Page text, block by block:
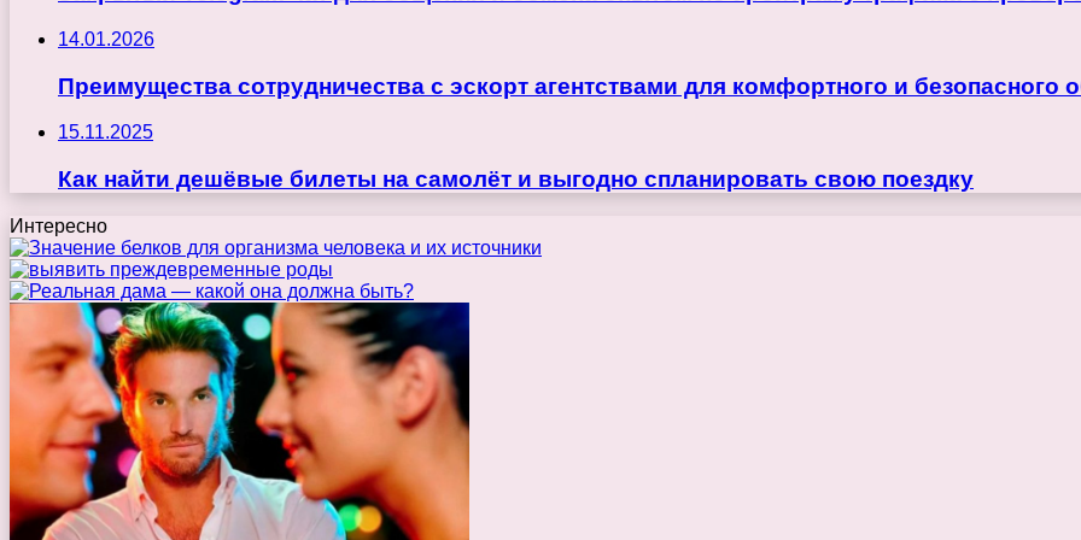
14.01.2026
Преимущества сотрудничества с эскорт агентствами для комфортного и безопасного
15.11.2025
Как найти дешёвые билеты на самолёт и выгодно спланировать свою поездку
Интересно